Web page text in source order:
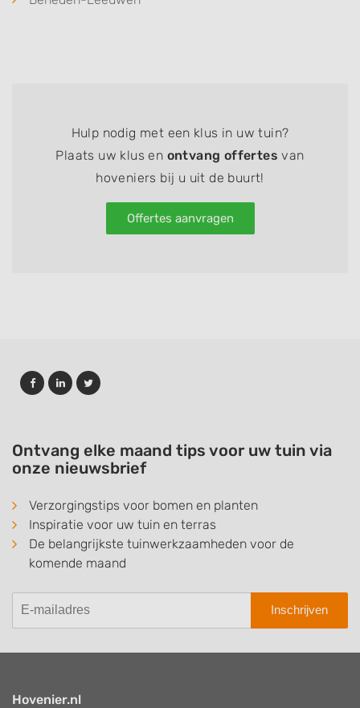
Hulp nodig met een klus in uw tuin?
Plaats uw klus en ontvang offertes van
hoveniers bij u uit de buurt!
Offertes aanvragen
Ontvang elke maand tips voor uw tuin via
onze nieuwsbrief
Verzorgingstips voor bomen en planten
Inspiratie voor uw tuin en terras
De belangrijkste tuinwerkzaamheden voor de
komende maand
Inschrijven
Hovenier.nl